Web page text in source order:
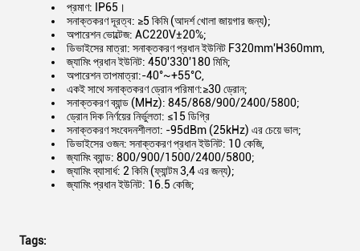
প্রমাণ: IP65।
সনাক্তকরণ দূরত্ব: ≥5 কিমি (আদর্শ খোলা জায়গার জন্য);
অপারেশন ভোল্টেজ: AC220V±20%;
ডিভাইসের মাত্রা: সনাক্তকরণ প্রধান ইউনিট F320mm'H360mm,
জ্যামিং প্রধান ইউনিট: 450'330'180 মিমি;
অপারেশন তাপমাত্রা:-40°~+55°C,
একই সাথে সনাক্তকরণ ড্রোন পরিমাণ:≥30 ড্রোন;
সনাক্তকরণ ব্যান্ড (MHz): 845/868/900/2400/5800;
ড্রোন দিক নির্ণয়ের নির্ভুলতা: ≤15 ডিগ্রি
সনাক্তকরণ সংবেদনশীলতা: -95dBm (25kHz) এর চেয়ে ভাল;
ডিভাইসের ওজন: সনাক্তকরণ প্রধান ইউনিট: 10 কেজি,
জ্যামিং ব্যান্ড: 800/900/1500/2400/5800;
জ্যামিং ব্যাসার্ধ: 2 কিমি (ফ্যান্টম 3,4 এর জন্য);
জ্যামিং প্রধান ইউনিট: 16.5 কেজি;
Tags: